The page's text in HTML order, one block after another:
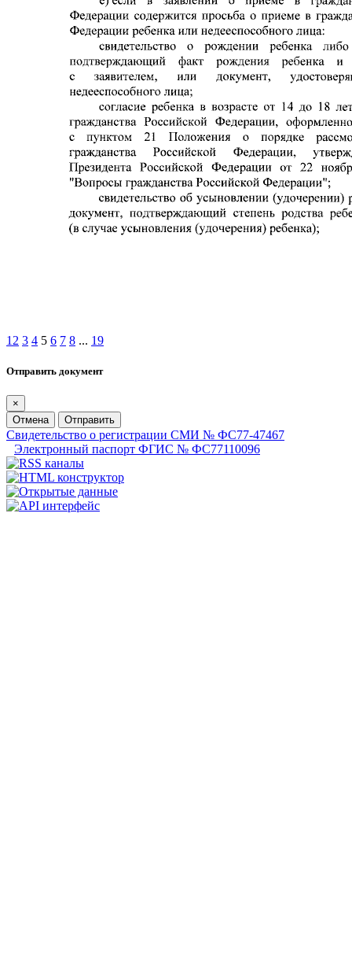
1 2 3 4 5 6 7 8 ... 19
Отправить документ
×
Отмена
Отправить
Свидетельство о регистрации СМИ № ФС77-47467
Электронный паспорт ФГИС № ФС77110096